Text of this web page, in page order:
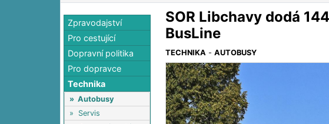
Zpravodajství
Pro cestující
Dopravní politika
Pro dopravce
Technika
» Autobusy
» Servis
SOR Libchavy dodá
BusLine
TECHNIKA -AUTOBUSY